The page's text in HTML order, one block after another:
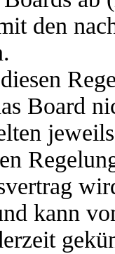
den
Board
kann